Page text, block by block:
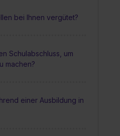
bei Ihnen vergütet?
Schulabschluss, um
machen?
einer Ausbildung in